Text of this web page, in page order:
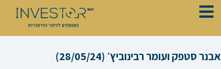
דילוג
אבנר סטפק ועומר רבינוביץ׳ (28/05/24)